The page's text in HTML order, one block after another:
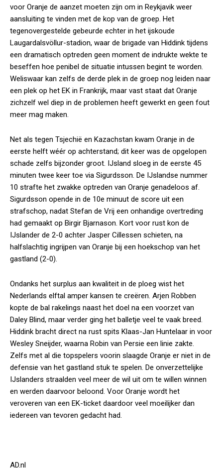
voor Oranje de aanzet moeten zijn om in Reykjavik weer
aansluiting te vinden met de kop van de groep. Het
tegenovergestelde gebeurde echter in het ijskoude
Laugardalsvöllur-stadion, waar de brigade van Hiddink tijdens
een dramatisch optreden geen moment de indrukte wekte te
beseffen hoe penibel de situatie intussen begint te worden.
Weliswaar kan zelfs de derde plek in de groep nog leiden naar
een plek op het EK in Frankrijk, maar vast staat dat Oranje
zichzelf wel diep in de problemen heeft gewerkt en geen fout
meer mag maken.
Net als tegen Tsjechië en Kazachstan kwam Oranje in de
eerste helft wéér op achterstand; dit keer was de opgelopen
schade zelfs bijzonder groot. IJsland sloeg in de eerste 45
minuten twee keer toe via Sigurdsson. De IJslandse nummer
10 strafte het zwakke optreden van Oranje genadeloos af.
Sigurdsson opende in de 10e minuut de score uit een
strafschop, nadat Stefan de Vrij een onhandige overtreding
had gemaakt op Birgir Bjarnason. Kort voor rust kon de
IJslander de 2-0 achter Jasper Cillessen schieten, na
halfslachtig ingrijpen van Oranje bij een hoekschop van het
gastland (2-0).
Ondanks het surplus aan kwaliteit in de ploeg wist het
Nederlands elftal amper kansen te creëren. Arjen Robben
kopte de bal rakelings naast het doel na een voorzet van
Daley Blind, maar verder ging het balletje veel te vaak breed.
Hiddink bracht direct na rust spits Klaas-Jan Huntelaar in voor
Wesley Sneijder, waarna Robin van Persie een linie zakte.
Zelfs met al die topspelers voorin slaagde Oranje er niet in de
defensie van het gastland stuk te spelen. De onverzettelijke
IJslanders straalden veel meer de wil uit om te willen winnen
en werden daarvoor beloond. Voor Oranje wordt het
veroveren van een EK-ticket daardoor veel moeilijker dan
iedereen van tevoren gedacht had.
AD.nl